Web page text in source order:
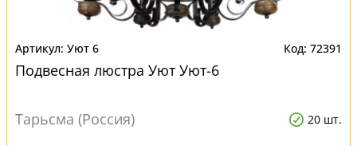
Уют 6 72391
Подвесная люстра Уют Уют-6
Тарьсма (Россия) 20 шт.